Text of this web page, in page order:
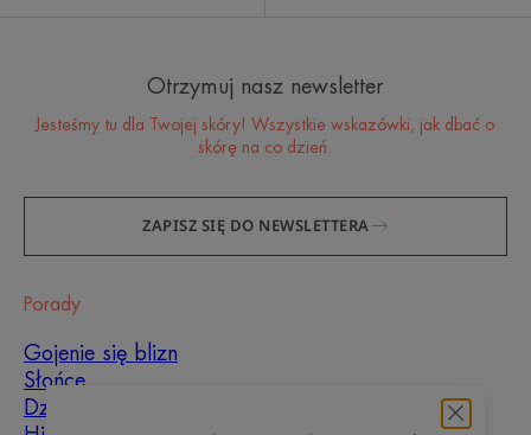
Otrzymuj nasz newsletter
Jesteśmy tu dla Twojej skóry! Wszystkie wskazówki, jak dbać o
skórę na co dzień.
ZAPISZ SIĘ DO NEWSLETTERA
Porady
Gojenie się blizn
Słońce
Dziecko